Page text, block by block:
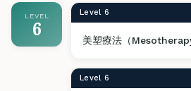
LEVEL
6
Level 6
美塑療法（
Level 6